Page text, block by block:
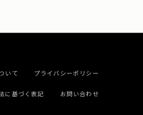
いて プライバシーポリシー
に基づく表記 お問い合わせ